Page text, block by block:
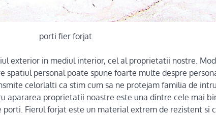
exterior in mediul interior, cel al proprietatii nostre.
spatiul personal poate spune foarte multe despre
celorlalti ca stim cum sa ne protejam familia de
apararea proprietatii noastre este una dintre cele mai
Fierul forjat este un material extrem de rezistent si